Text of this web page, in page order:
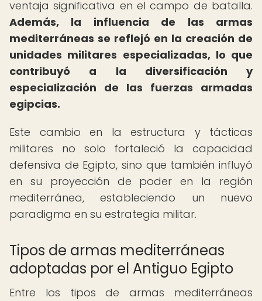
ventaja significativa en el campo de batalla.
Además, la influencia de las armas
mediterráneas se reflejó en la creación de
unidades militares especializadas, lo que
contribuyó a la diversificación y
especialización de las fuerzas armadas
egipcias.
Este cambio en la estructura y tácticas
militares no solo fortaleció la capacidad
defensiva de Egipto, sino que también influyó
en su proyección de poder en la región
mediterránea, estableciendo un nuevo
paradigma en su estrategia militar.
Tipos de armas mediterráneas
adoptadas por el Antiguo Egipto
Entre los tipos de armas mediterráneas